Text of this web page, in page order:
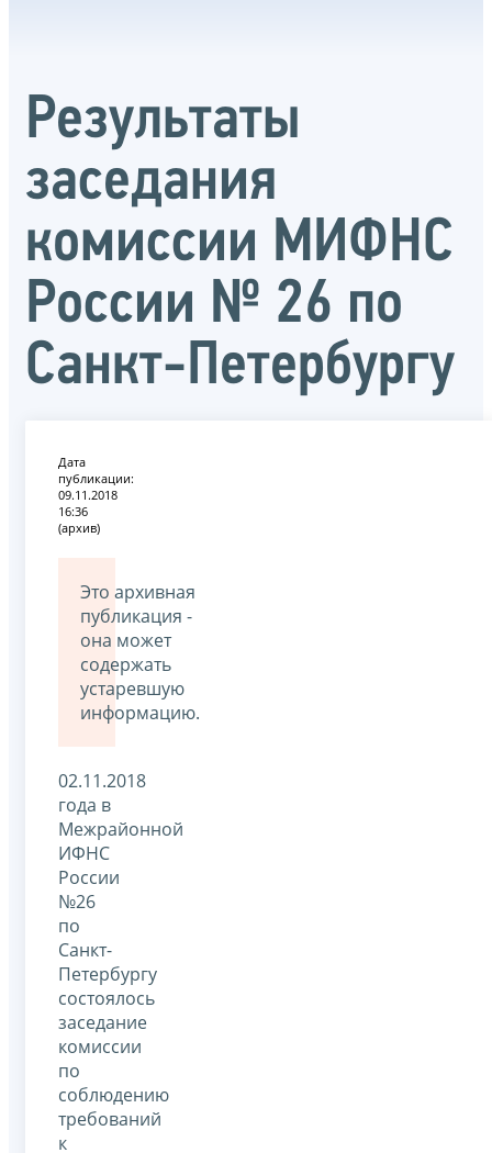
Результаты
заседания
комиссии МИФНС
России № 26 по
Санкт-Петербургу
Дата
публикации:
09.11.2018
16:36
(архив)
Это архивная
публикация -
она может
содержать
устаревшую
информацию.
02.11.2018
года в
Межрайонной
ИФНС
России
№26
по
Санкт-
Петербургу
состоялось
заседание
комиссии
по
соблюдению
требований
к